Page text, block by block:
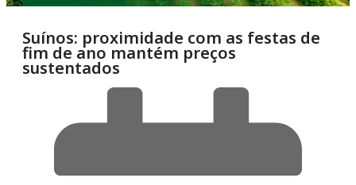
Suínos: proximidade com as festas de
fim de ano mantém preços
sustentados